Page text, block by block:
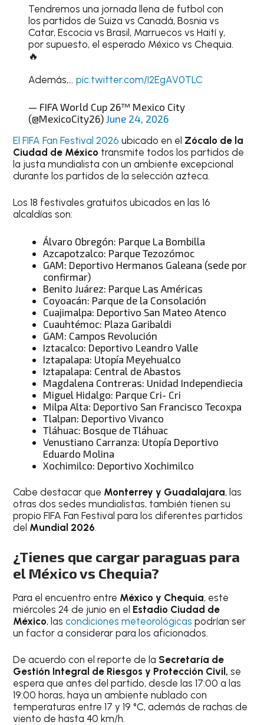
Tendremos una jornada llena de futbol con
los partidos de Suiza vs Canadá, Bosnia vs
Catar, Escocia vs Brasil, Marruecos vs Haití y,
por supuesto, el esperado México vs Chequia.
🔥
Además,… pic.twitter.com/I2EgAV0TLC
— FIFA World Cup 26™️ Mexico City
(@MexicoCity26) June 24, 2026
El FIFA Fan Festival 2026 ubicado en el Zócalo de la
Ciudad de México transmite todos los partidos de
la justa mundialista con un ambiente excepcional
durante los partidos de la selección azteca.
Los 18 festivales gratuitos ubicados en las 16
alcaldías son:
Álvaro Obregón: Parque La Bombilla
Azcapotzalco: Parque Tezozómoc
GAM: Deportivo Hermanos Galeana (sede por
confirmar)
Benito Juárez: Parque Las Américas
Coyoacán: Parque de la Consolación
Cuajimalpa: Deportivo San Mateo Atenco
Cuauhtémoc: Plaza Garibaldi
GAM: Campos Revolución
Iztacalco: Deportivo Leandro Valle
Iztapalapa: Utopía Meyehualco
Iztapalapa: Central de Abastos
Magdalena Contreras: Unidad Independiecia
Miguel Hidalgo: Parque Cri- Cri
Milpa Alta: Deportivo San Francisco Tecoxpa
Tlalpan: Deportivo Vivanco
Tláhuac: Bosque de Tláhuac
Venustiano Carranza: Utopía Deportivo
Eduardo Molina
Xochimilco: Deportivo Xochimilco
Cabe destacar que Monterrey y Guadalajara, las
otras dos sedes mundialistas, también tienen su
propio FIFA Fan Festival para los diferentes partidos
del Mundial 2026.
¿Tienes que cargar paraguas para
el México vs Chequia?
Para el encuentro entre México y Chequia, este
miércoles 24 de junio en el Estadio Ciudad de
México, lascondiciones meteorológicas podrían ser
un factor a considerar para los aficionados.
De acuerdo con el reporte de la Secretaría de
Gestión Integral de Riesgos y Protección Civil,se
espera que antes del partido, desde las 17:00 a las
19:00 horas, haya un ambiente nublado con
temperaturas entre 17 y 19 °C, además de rachas de
viento de hasta 40 km/h.